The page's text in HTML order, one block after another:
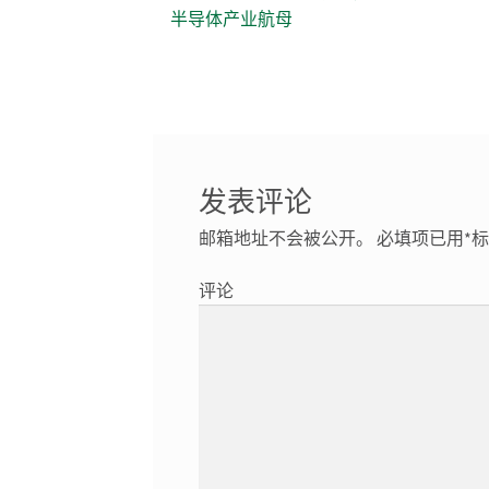
半导体产业航母
发表评论
邮箱地址不会被公开。 必填项已用 *
评论